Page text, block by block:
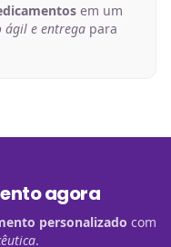
em um
ágil e entrega para
agora
personalizado com
.